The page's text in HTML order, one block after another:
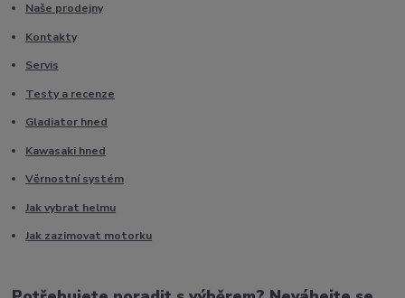
Naše prodejny
Kontakty
Servis
Testy a recenze
Gladiator hned
Kawasaki hned
Věrnostní systém
Jak vybrat helmu
Jak zazimovat motorku